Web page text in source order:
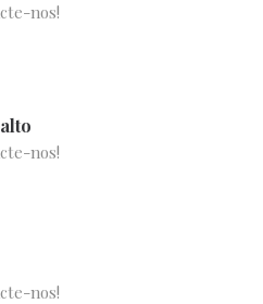
nos!
nos!
nos!